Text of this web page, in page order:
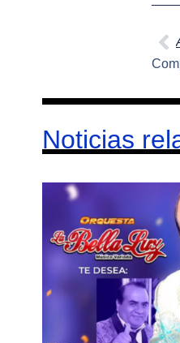
Noticias